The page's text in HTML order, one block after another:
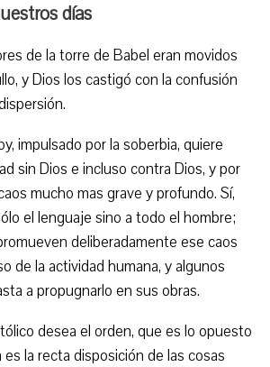
días
de la torre de Babel eran movidos
y Dios los castigó con la confusión
impulsado por la soberbia, quiere
sin Dios e incluso contra Dios, y por
mucho mas grave y profundo. Sí,
el lenguaje sino a todo el hombre;
deliberadamente ese caos
de la actividad humana, y algunos
a propugnarlo en sus obras.
desea el orden, que es lo opuesto
es la recta disposición de las cosas